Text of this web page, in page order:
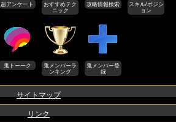
超アンケート
おすすめテク
ニック
攻略情報検索
スキル/ポジシ
ョン
鬼トーーク
鬼メンバーラ
ンキング
鬼メンバー登
録
サイトマップ
リンク